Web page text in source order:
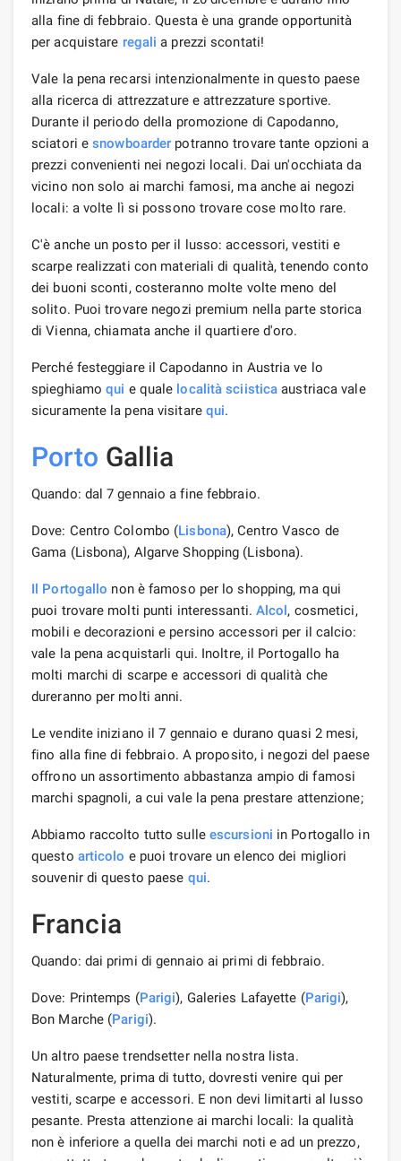
alla fine di febbraio. Questa è una grande opportunità
per acquistare regali a prezzi scontati!
Vale la pena recarsi intenzionalmente in questo paese
alla ricerca di attrezzature e attrezzature sportive.
Durante il periodo della promozione di Capodanno,
sciatori esnowboarder potranno trovare tante opzioni a
prezzi convenienti nei negozi locali. Dai un'occhiata da
vicino non solo ai marchi famosi, ma anche ai negozi
locali: a volte lì si possono trovare cose molto rare.
C'è anche un posto per il lusso: accessori, vestiti e
scarpe realizzati con materiali di qualità, tenendo conto
dei buoni sconti, costeranno molte volte meno del
solito. Puoi trovare negozi premium nella parte storica
di Vienna, chiamata anche il quartiere d'oro.
Perché festeggiare il Capodanno in Austria ve lo
spieghiamoqui e quale località sciistica austriaca vale
sicuramente la pena visitare qui.
Porto Gallia
Quando: dal 7 gennaio a fine febbraio.
Dove: Centro Colombo (Lisbona), Centro Vasco de
Gama (Lisbona), Algarve Shopping (Lisbona).
Il Portogallo non è famoso per lo shopping, ma qui
puoi trovare molti punti interessanti. Alcol, cosmetici,
mobili e decorazioni e persino accessori per il calcio:
vale la pena acquistarli qui. Inoltre, il Portogallo ha
molti marchi di scarpe e accessori di qualità che
dureranno per molti anni.
Le vendite iniziano il 7 gennaio e durano quasi 2 mesi,
fino alla fine di febbraio. A proposito, i negozi del paese
offrono un assortimento abbastanza ampio di famosi
marchi spagnoli, a cui vale la pena prestare attenzione;
Abbiamo raccolto tutto sulle escursioni in Portogallo in
questo articolo e puoi trovare un elenco dei migliori
souvenir di questo paese qui.
Francia
Quando: dai primi di gennaio ai primi di febbraio.
Dove: Printemps (Parigi), Galeries Lafayette (Parigi),
Bon Marche (Parigi).
Un altro paese trendsetter nella nostra lista.
Naturalmente, prima di tutto, dovresti venire qui per
vestiti, scarpe e accessori. E non devi limitarti al lusso
pesante. Presta attenzione ai marchi locali: la qualità
non è inferiore a quella dei marchi noti e ad un prezzo,